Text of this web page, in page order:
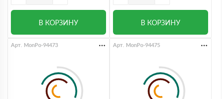
В КОРЗИНУ В КОРЗИНУ
Арт. MonPo-94473 Арт. MonPo-94475